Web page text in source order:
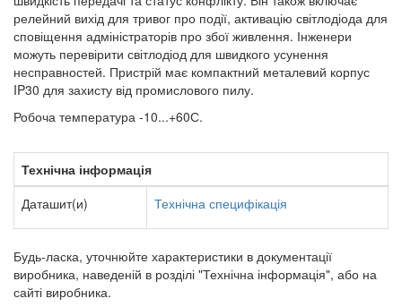
релейний вихід для тривог про події, активацію світлодіода для
сповіщення адміністраторів про збої живлення. Інженери
можуть перевірити світлодіод для швидкого усунення
несправностей. Пристрій має компактний металевий корпус
IP30 для захисту від промислового пилу.
Робоча температура -10...+60С.
Технічна інформація
Даташит(и)
Технічна специфікація
Будь-ласка, уточнюйте характеристики в документації
виробника, наведеній в розділі "Технічна інформація", або на
сайті виробника.